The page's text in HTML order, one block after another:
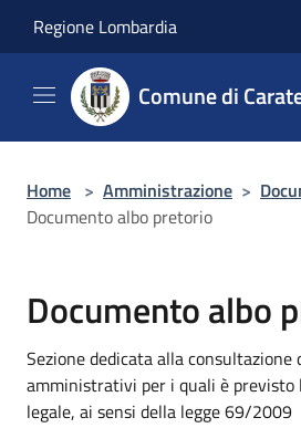
Regione Lombardia
Comune di
Home > Amministrazione >
Documento albo pretorio
Documento albo
Sezione dedicata alla consultazione
amministrativi per i quali è previsto
legale, ai sensi della legge 69/2009